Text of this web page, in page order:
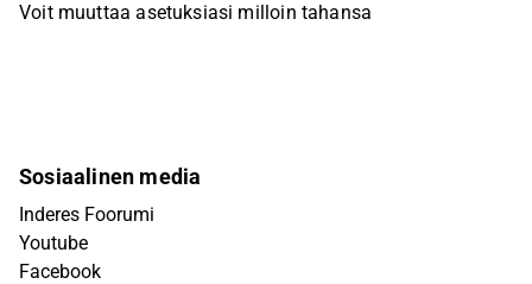
Voit muuttaa asetuksiasi milloin tahansa
Sosiaalinen media
Inderes Foorumi
Youtube
Facebook